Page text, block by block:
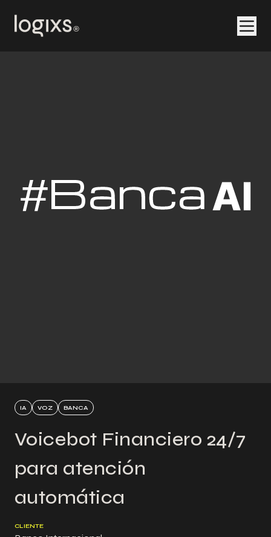
IA VOZ BANCA
Voicebot Financiero 24/7
para atención
automática
CLIENTE